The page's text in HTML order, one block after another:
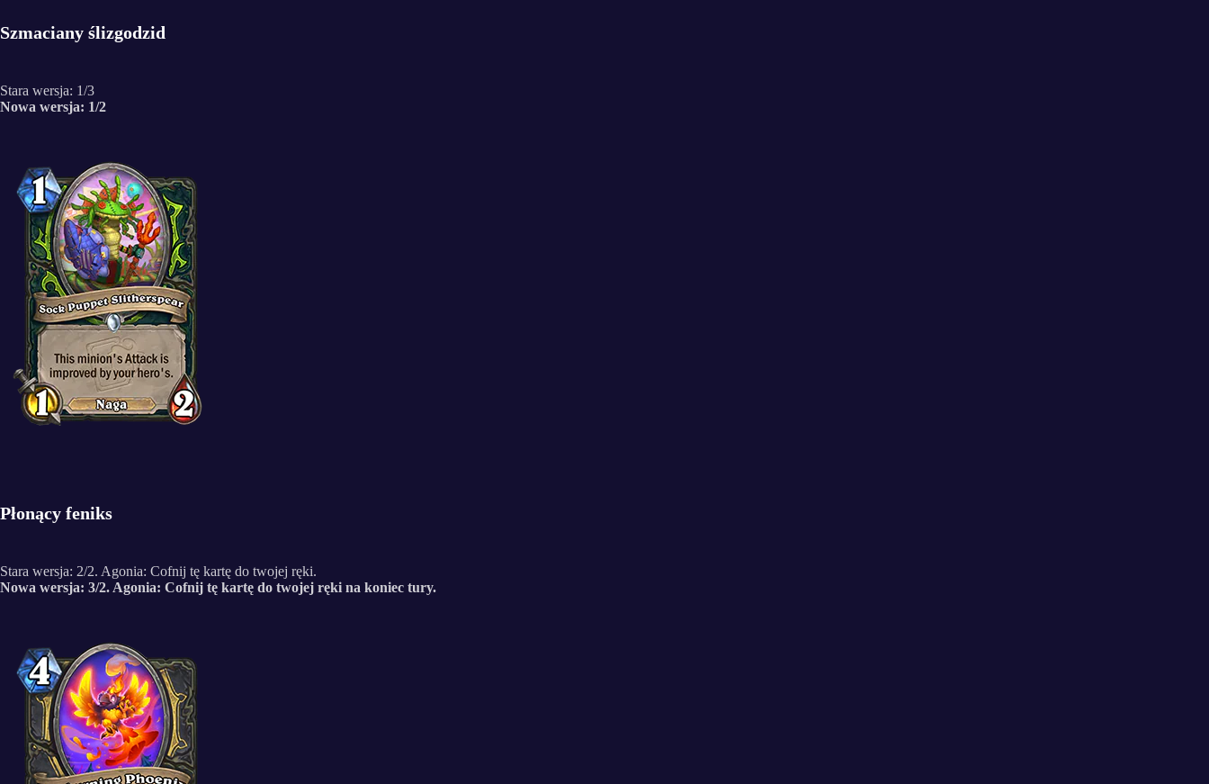
Szmaciany ślizgodzid
Stara wersja: 1/3
Nowa wersja: 1/2
Płonący feniks
Stara wersja: 2/2. Agonia: Cofnij tę kartę do twojej ręki.
Nowa wersja: 3/2. Agonia: Cofnij tę kartę do twojej ręki na koniec tury.